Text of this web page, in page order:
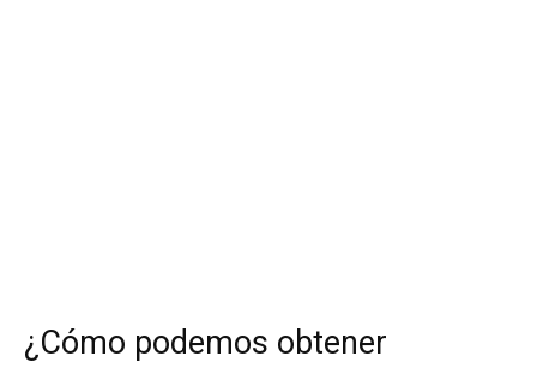
¿Cómo podemos obtener